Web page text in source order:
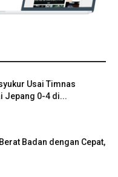
Usai Timnas
Jepang 0-4 di...
Badan dengan Cepat,